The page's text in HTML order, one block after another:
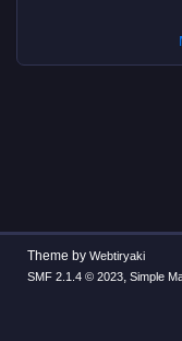
Theme by Webtiryaki
SMF 2.1.4 © 2023, Simple